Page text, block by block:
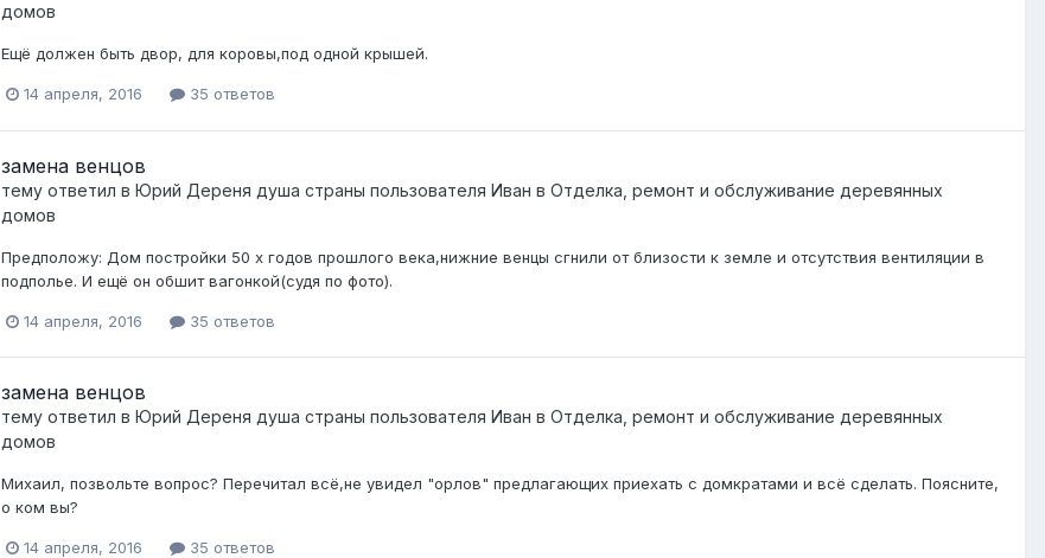
домов
Ещё должен быть двор, для коровы,под одной крышей.
14 апреля, 2016 35 ответов
замена венцов
тему ответил в Юрий Дереня душа страны пользователя Иван в Отделка, ремонт и обслуживание деревянных
домов
Предположу: Дом постройки 50 х годов прошлого века,нижние венцы сгнили от близости к земле и отсутствия вентиляции в
подполье. И ещё он обшит вагонкой(судя по фото).
14 апреля, 2016 35 ответов
замена венцов
тему ответил в Юрий Дереня душа страны пользователя Иван в Отделка, ремонт и обслуживание деревянных
домов
Михаил, позвольте вопрос? Перечитал всё,не увидел "орлов" предлагающих приехать с домкратами и всё сделать. Поясните,
о ком вы?
14 апреля, 2016 35 ответов